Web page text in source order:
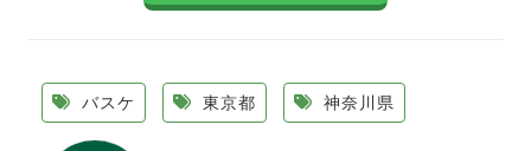
バスケ 東京都 神奈川県